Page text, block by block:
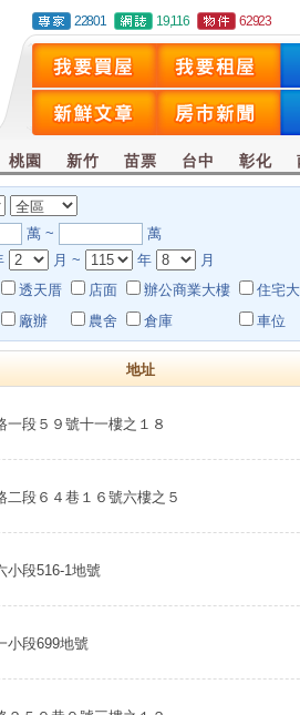
22801 19,116 62923
桃園 新竹 苗票 台中 彰化
萬 ~
萬
月 ~ 年 月
透天厝 店面 辦公商業大樓
住宅
廠辦 農舍 倉庫 車位
地址
一段５９號十一樓之１８
二段６４巷１６號六樓之５
小段516-1地號
小段699地號